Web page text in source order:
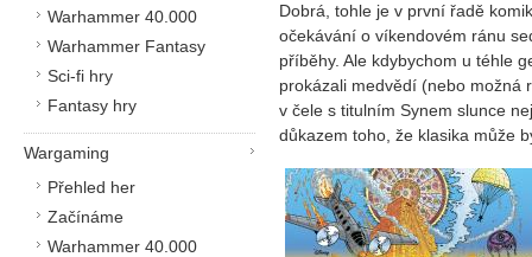
Dobrá, tohle je v první řadě
očekávání o víkendovém ránu
příběhy. Ale kdybychom u téhle
prokázali medvědí (nebo možná
v čele s titulním Synem slunce
důkazem toho, že klasika může
Warhammer 40.000
Warhammer Fantasy
Sci-fi hry
Fantasy hry
Wargaming
Přehled her
Začínáme
Warhammer 40.000